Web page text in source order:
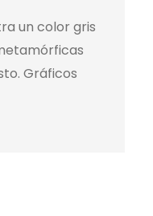
un color gris
Gráficos